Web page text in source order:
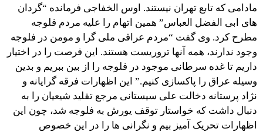
مادامی که تابع تهران نیستند. اوس الخفاجی فرمانده “گردان
های ابی الفضل العباس” همین اتهام را علیه مردم فلوجه
مطرح کرد. وی گفت “مردم عراقی ملی گرا و مومن در فلوجه
وجود ندارند، همه آنها تروریست هستند. این فرصت را در اختیار
داریم تا غده سرطانی موجود در فلوجه را از بین ببریم و بدین
وسیله عراق را پاکسازی کنیم.” این اظهارات فرقه گرایانه و
نژاد پرستانه دخالت علی سیستانی مرجع تقلید شیعیان را به
دنبال داشت که خواستار توقف یورش به فلوجه شد، چون این
اظهارات تحریک آمیز بیم و نگرانی ها را در این خصوص